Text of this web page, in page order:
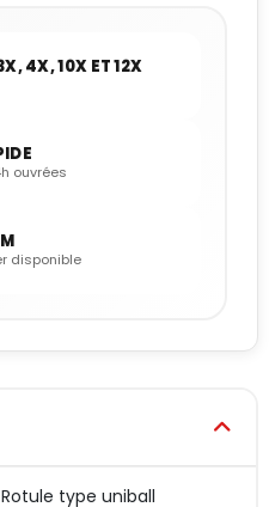
4X, 10X ET 12X
ouvrées
disponible
Rotule type uniball